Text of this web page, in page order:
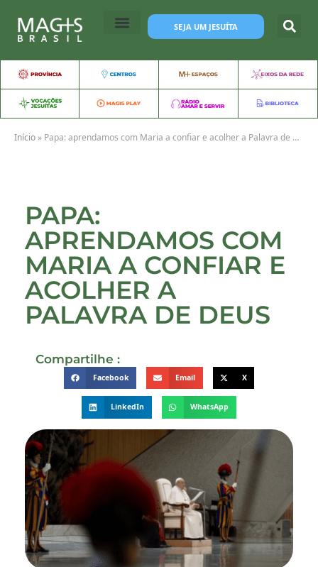
SEJA UM JESUÍTA
Início » Papa: aprendamos com Maria a confiar e acolher a Palavra de Deus
PAPA:
APRENDAMOS COM
MARIA A CONFIAR E
ACOLHER A
PALAVRA DE DEUS
Compartilhe :
Facebook Email X
LinkedIn WhatsApp